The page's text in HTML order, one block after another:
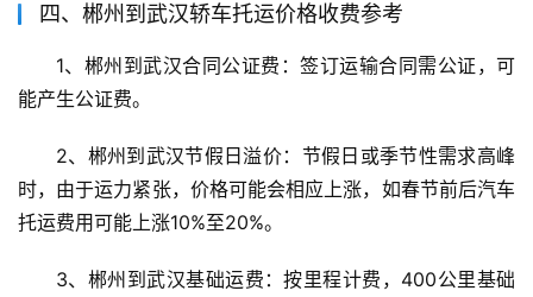
四、郴州到武汉轿车托运价格收费参考
1、郴州到武汉合同公证费：签订运输合同需公证，可
能产生公证费。
2、郴州到武汉节假日溢价：节假日或季节性需求高峰
时，由于运力紧张，价格可能会相应上涨，如春节前后汽车
托运费用可能上涨10%至20%。
3、郴州到武汉基础运费：按里程计费，400公里基础